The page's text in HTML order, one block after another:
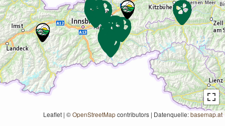
Leaflet | ©OpenStreetMapcontributors | Datenquelle:basemap.at